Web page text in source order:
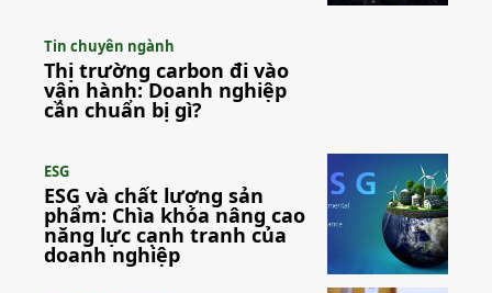
Tin chuyên ngành
Thị trường carbon đi vào
vận hành: Doanh nghiệp
cần chuẩn bị gì?
ESG
ESG và chất lượng sản
phẩm: Chìa khóa nâng cao
năng lực cạnh tranh của
doanh nghiệp